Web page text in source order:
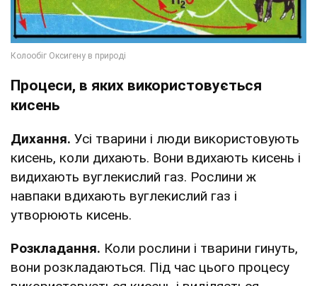
Процеси, в яких використовується
кисень
Дихання. Усі тварини і люди використовують
кисень, коли дихають. Вони вдихають кисень і
видихають вуглекислий газ. Рослини ж
навпаки вдихають вуглекислий газ і
утворюють кисень.
Розкладання. Коли рослини і тварини гинуть,
вони розкладаються. Під час цього процесу